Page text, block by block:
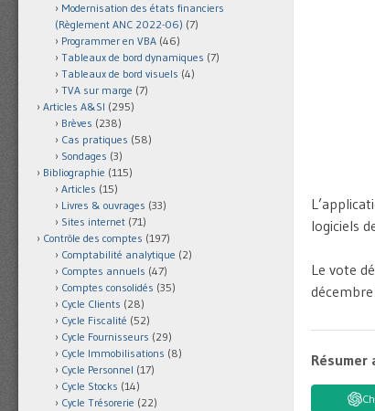
logiciels
Le vote
Résumer
Modernisation des états financiers
(Règlement ANC 2022-06) (7)
Programmer en VBA (46)
Tableaux de bord dynamiques (7)
Tableaux de bord visuels (4)
TVA sur marge (7)
Articles A&SI (295)
Brèves (238)
Cas pratiques (58)
Sondages (3)
Bibliographie (115)
Articles (15)
Livres & ouvrages (33)
Sites internet (71)
Contrôle des comptes (197)
Comptabilité analytique (2)
Comptes annuels (47)
Comptes consolidés (35)
Cycle Clients (28)
Cycle Fiscalité (52)
Cycle Fournisseurs (29)
Cycle Immobilisations (8)
Cycle Personnel (17)
Cycle Stocks (14)
Cycle Trésorerie (22)